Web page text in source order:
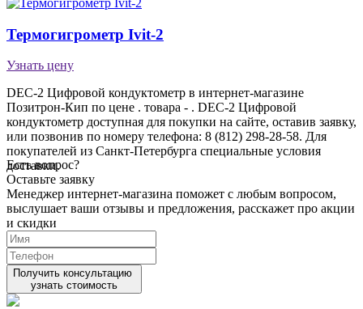
Термогигрометр Ivit-2
Узнать цену
DEC-2 Цифровой кондуктометр в интернет-магазине
Позитрон-Кип по цене . товара - . DEC-2 Цифровой
кондуктометр доступная для покупки на сайте, оставив заявку,
или позвонив по номеру телефона: 8 (812) 298-28-58. Для
покупателей из Санкт-Петербурга специальные условия
доставки.
Есть вопрос?
Оставьте заявку
Менеджер интернет-магазина поможет с любым вопросом,
выслушает ваши отзывы и предложения, расскажет про акции
и скидки
Получить консультацию
узнать стоимость